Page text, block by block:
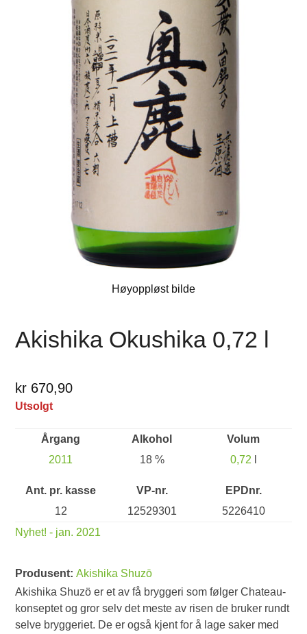
Høyoppløst bilde
Akishika Okushika 0,72 l
kr 670,90
Utsolgt
Årgang
2011
Alkohol
18 %
Volum
0,72
Ant. pr. kasse
12
VP-nr.
12529301
EPDnr.
5226410
Nyhet! - jan. 2021
Produsent:Akishika Shuzō
Akishika Shuzö er et av få bryggeri som følger Chateau-
konseptet og gror selv det meste av risen de bruker rundt
selve bryggeriet. De er også kjent for å lage saker med